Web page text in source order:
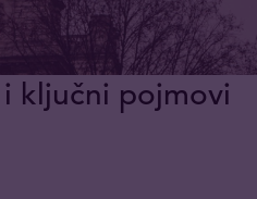
ključni pojmovi